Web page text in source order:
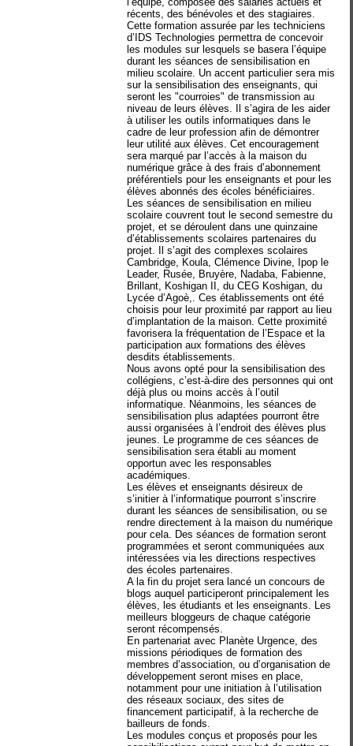
récents, des bénévoles et des stagiaires.
Cette formation assurée par les techniciens
d’IDS Technologies permettra de concevoir
les modules sur lesquels se basera l’équipe
durant les séances de sensibilisation en
milieu scolaire. Un accent particulier sera mis
sur la sensibilisation des enseignants, qui
seront les "courroies" de transmission au
niveau de leurs élèves. Il s’agira de les aider
à utiliser les outils informatiques dans le
cadre de leur profession afin de démontrer
leur utilité aux élèves. Cet encouragement
sera marqué par l’accès à la maison du
numérique grâce à des frais d’abonnement
préférentiels pour les enseignants et pour les
élèves abonnés des écoles bénéficiaires.
Les séances de sensibilisation en milieu
scolaire couvrent tout le second semestre du
projet, et se déroulent dans une quinzaine
d’établissements scolaires partenaires du
projet. Il s’agit des complexes scolaires
Cambridge, Koula, Clémence Divine, Ipop le
Leader, Rusée, Bruyère, Nadaba, Fabienne,
Brillant, Koshigan II, du CEG Koshigan, du
Lycée d’Agoè,. Ces établissements ont été
choisis pour leur proximité par rapport au lieu
d’implantation de la maison. Cette proximité
favorisera la fréquentation de l’Espace et la
participation aux formations des élèves
desdits établissements.
Nous avons opté pour la sensibilisation des
collégiens, c’est-à-dire des personnes qui ont
déjà plus ou moins accès à l’outil
informatique. Néanmoins, les séances de
sensibilisation plus adaptées pourront être
aussi organisées à l’endroit des élèves plus
jeunes. Le programme de ces séances de
sensibilisation sera établi au moment
opportun avec les responsables
académiques.
Les élèves et enseignants désireux de
s’initier à l’informatique pourront s’inscrire
durant les séances de sensibilisation, ou se
rendre directement à la maison du numérique
pour cela. Des séances de formation seront
programmées et seront communiquées aux
intéressées via les directions respectives
des écoles partenaires.
A la fin du projet sera lancé un concours de
blogs auquel participeront principalement les
élèves, les étudiants et les enseignants. Les
meilleurs bloggeurs de chaque catégorie
seront récompensés.
En partenariat avec Planète Urgence, des
missions périodiques de formation des
membres d’association, ou d’organisation de
développement seront mises en place,
notamment pour une initiation à l’utilisation
des réseaux sociaux, des sites de
financement participatif, à la recherche de
bailleurs de fonds.
Les modules conçus et proposés pour les